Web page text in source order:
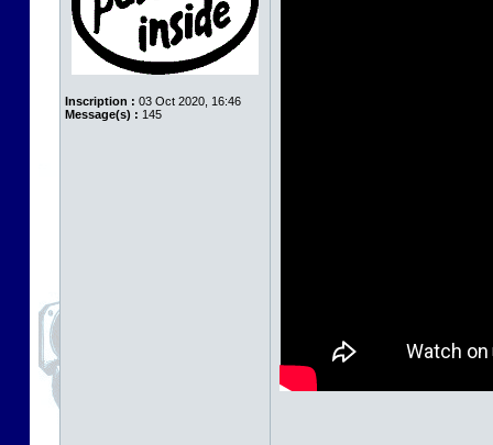
Inscription : 03 Oct 2020, 16:46
Message(s) : 145